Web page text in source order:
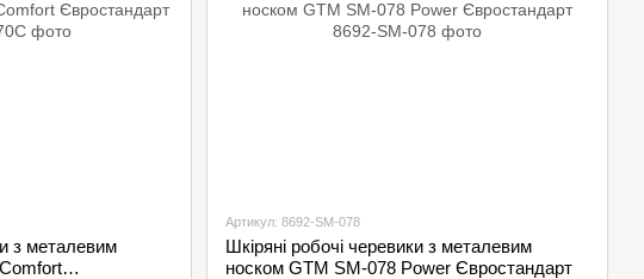
з металевим
Артикул: 8692-SM-078
Шкіряні робочі черевики з металевим
носком GTM SM-078 Power Євростандарт